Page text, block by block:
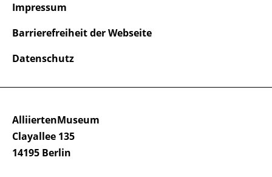
AlliiertenMuseum
Clayallee 135
14195 Berlin
Impressum
Barrierefreiheit der Webseite
Datenschutz